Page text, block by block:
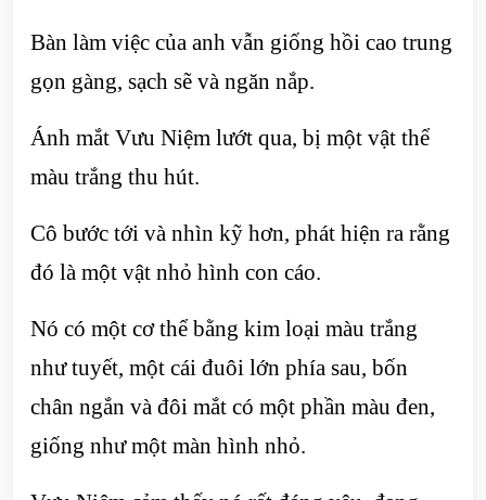
Bàn làm việc của anh vẫn giống hồi cao trung
gọn gàng, sạch sẽ và ngăn nắp.
Ánh mắt Vưu Niệm lướt qua, bị một vật thể
màu trắng thu hút.
Cô bước tới và nhìn kỹ hơn, phát hiện ra rằng
đó là một vật nhỏ hình con cáo.
Nó có một cơ thể bằng kim loại màu trắng
như tuyết, một cái đuôi lớn phía sau, bốn
chân ngắn và đôi mắt có một phần màu đen,
giống như một màn hình nhỏ.